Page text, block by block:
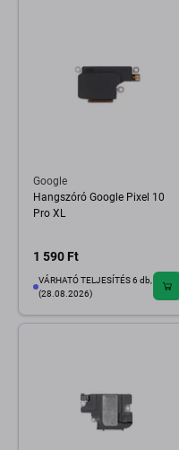
Google
Hangszóró Google Pixel 10
Pro XL
1 590 Ft
VÁRHATÓ TELJESÍTÉS 6 db,
(28.08.2026)